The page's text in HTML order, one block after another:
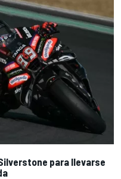
para llevarse